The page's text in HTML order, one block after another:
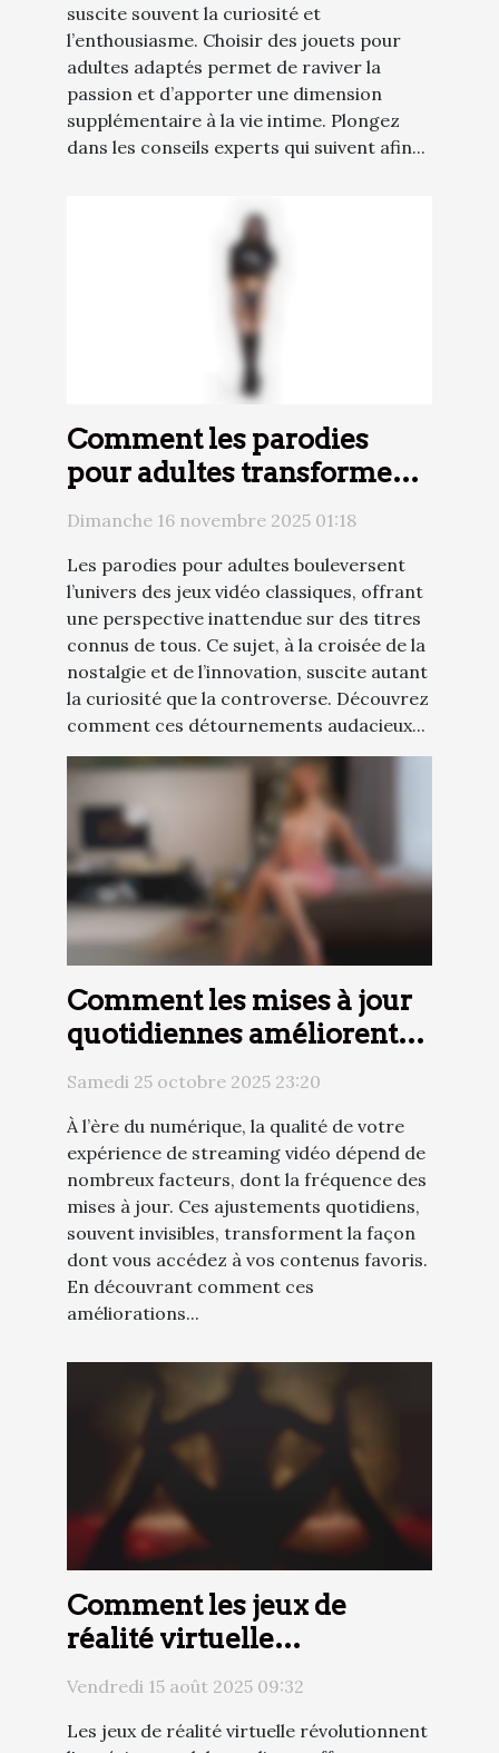
suscite souvent la curiosité et
l’enthousiasme. Choisir des jouets pour
adultes adaptés permet de raviver la
passion et d’apporter une dimension
supplémentaire à la vie intime. Plongez
dans les conseils experts qui suivent afin...
Comment les parodies
pour adultes transforment
l'expérience des jeux vidéo
Dimanche 16 novembre 2025 01:18
Les parodies pour adultes bouleversent
l’univers des jeux vidéo classiques, offrant
une perspective inattendue sur des titres
connus de tous. Ce sujet, à la croisée de la
nostalgie et de l’innovation, suscite autant
la curiosité que la controverse. Découvrez
comment ces détournements audacieux...
Comment les mises à jour
quotidiennes améliorent-
elles votre expérience de
Samedi 25 octobre 2025 23:20
À l’ère du numérique, la qualité de votre
expérience de streaming vidéo dépend de
nombreux facteurs, dont la fréquence des
mises à jour. Ces ajustements quotidiens,
souvent invisibles, transforment la façon
dont vous accédez à vos contenus favoris.
En découvrant comment ces
améliorations...
Comment les jeux de
réalité virtuelle
transforment l'expérience
Vendredi 15 août 2025 09:32
Les jeux de réalité virtuelle révolutionnent